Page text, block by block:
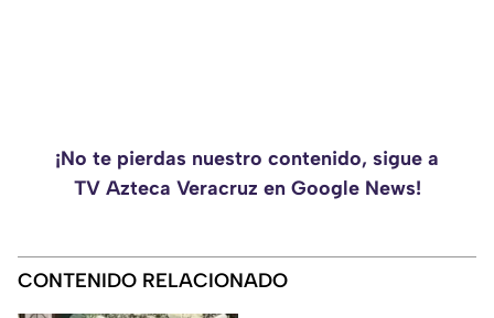
¡No te pierdas nuestro contenido, sigue a
TV Azteca Veracruz en Google News!
CONTENIDO RELACIONADO